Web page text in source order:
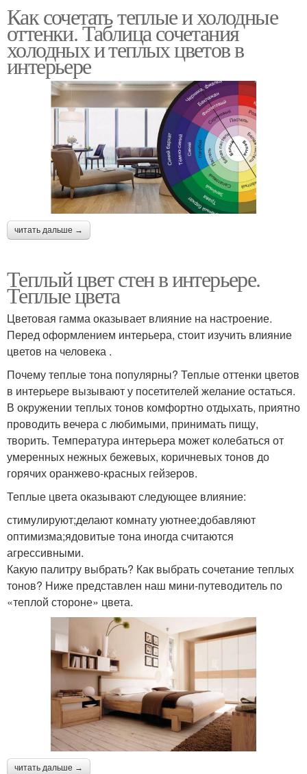
Как сочетать теплые и холодные
оттенки. Таблица сочетания
холодных и теплых цветов в
интерьере
читать дальше →
Теплый цвет стен в интерьере.
Теплые цвета
Цветовая гамма оказывает влияние на настроение.
Перед оформлением интерьера, стоит изучить влияние
цветов на человека .
Почему теплые тона популярны? Теплые оттенки цветов
в интерьере вызывают у посетителей желание остаться.
В окружении теплых тонов комфортно отдыхать, приятно
проводить вечера с любимыми, принимать пищу,
творить. Температура интерьера может колебаться от
умеренных нежных бежевых, коричневых тонов до
горячих оранжево-красных гейзеров.
Теплые цвета оказывают следующее влияние:
стимулируют;делают комнату уютнее;добавляют
оптимизма;ядовитые тона иногда считаются
агрессивными.
Какую палитру выбрать? Как выбрать сочетание теплых
тонов? Ниже представлен наш мини-путеводитель по
«теплой стороне» цвета.
читать дальше →